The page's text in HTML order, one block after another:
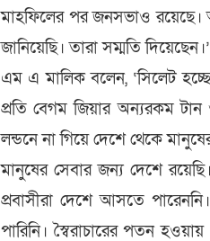
মাহফিলের পর জনসভাও রয়েছে।
জানিয়েছি। তারা সম্মতি দিয়েছেন।’
এম এ মালিক বলেন, ‘সিলেট
প্রতি বেগম জিয়ার অন্যরকম
লন্ডনে না গিয়ে দেশে থেকে
মানুষের সেবার জন্য দেশে
প্রবাসীরা দেশে আসতে
পারিনি। স্বৈরাচারের পতন